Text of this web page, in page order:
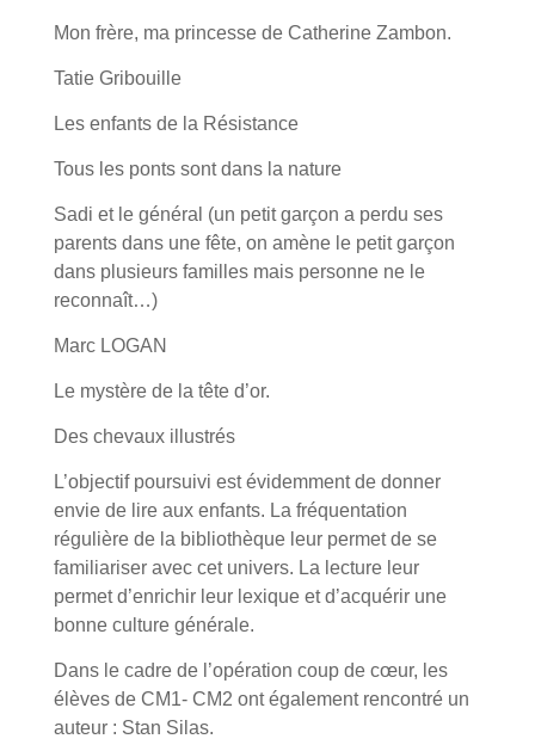
Mon frère, ma princesse de Catherine Zambon.
Tatie Gribouille
Les enfants de la Résistance
Tous les ponts sont dans la nature
Sadi et le général (un petit garçon a perdu ses
parents dans une fête, on amène le petit garçon
dans plusieurs familles mais personne ne le
reconnaît…)
Marc LOGAN
Le mystère de la tête d’or.
Des chevaux illustrés
L’objectif poursuivi est évidemment de donner
envie de lire aux enfants. La fréquentation
régulière de la bibliothèque leur permet de se
familiariser avec cet univers. La lecture leur
permet d’enrichir leur lexique et d’acquérir une
bonne culture générale.
Dans le cadre de l’opération coup de cœur, les
élèves de CM1- CM2 ont également rencontré un
auteur : Stan Silas.